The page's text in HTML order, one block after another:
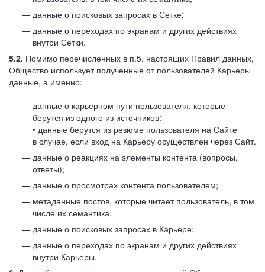
данные о поисковых запросах в Сетке;
данные о переходах по экранам и других действиях
внутри Сетки.
5.2. Помимо перечисленных в п.5. настоящих Правил данных,
Общество использует полученные от пользователей Карьеры
данные, а именно:
данные о карьерном пути пользователя, которые
берутся из одного из источников:
• данные берутся из резюме пользователя на Сайте
в случае, если вход на Карьеру осуществлен через Сайт.
данные о реакциях на элементы контента (вопросы,
ответы);
данные о просмотрах контента пользователем;
метаданные постов, которые читает пользователь, в том
числе их семантика;
данные о поисковых запросах в Карьере;
данные о переходах по экранам и других действиях
внутри Карьеры.